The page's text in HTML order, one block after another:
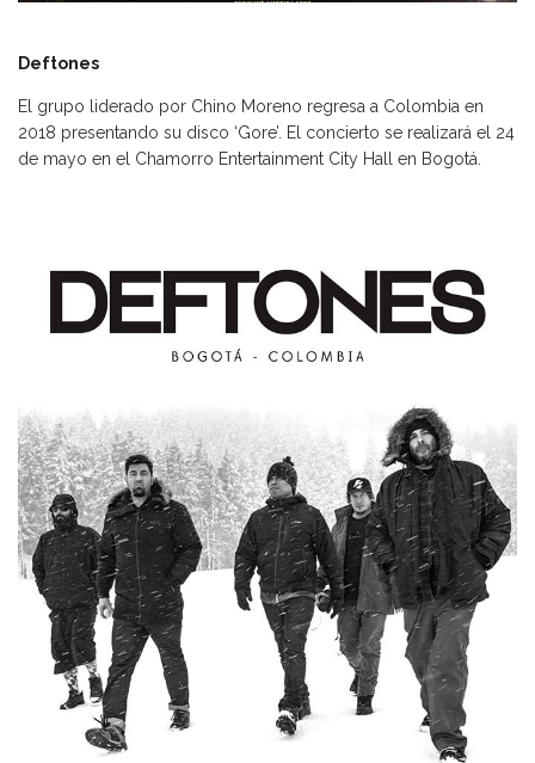
Deftones
El grupo liderado por Chino Moreno regresa a Colombia en
2018 presentando su disco ‘Gore’. El concierto se realizará el 24
de mayo en el Chamorro Entertainment City Hall en Bogotá.